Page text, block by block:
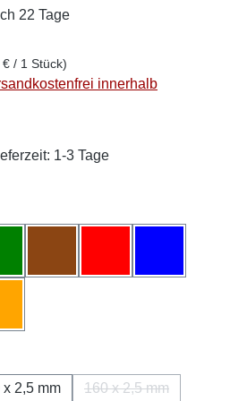
22 Tage
/ 1 Stück)
innerhalb
1-3 Tage
x 2,5 mm 160 x 2,5 mm